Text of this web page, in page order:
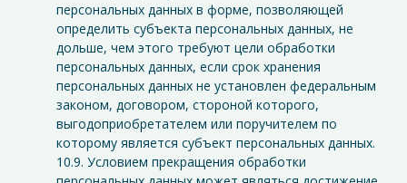
персональных данных в форме, позволяющей
определить субъекта персональных данных, не
дольше, чем этого требуют цели обработки
персональных данных, если срок хранения
персональных данных не установлен федеральным
законом, договором, стороной которого,
выгодоприобретателем или поручителем по
которому является субъект персональных данных.
10.9. Условием прекращения обработки